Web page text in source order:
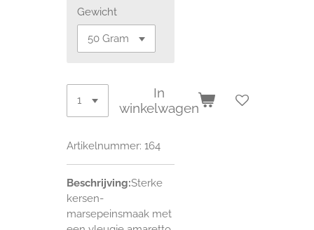
Gewicht
In
winkelwagen
Artikelnummer: 164
Beschrijving:Sterke
kersen-
marsepeinsmaak met